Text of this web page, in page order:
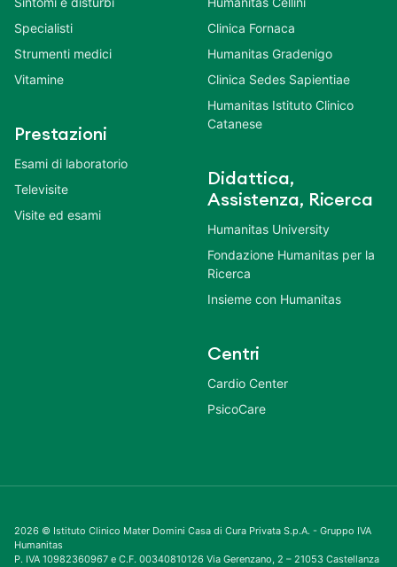
Specialisti
Strumenti medici
Vitamine
Prestazioni
Esami di laboratorio
Televisite
Visite ed esami
Clinica Fornaca
Humanitas Gradenigo
Clinica Sedes Sapientiae
Humanitas Istituto Clinico
Catanese
Didattica,
Assistenza, Ricerca
Humanitas University
Fondazione Humanitas per la
Ricerca
Insieme con Humanitas
Centri
Cardio Center
PsicoCare
2026 © Istituto Clinico Mater Domini Casa di Cura Privata S.p.A. - Gruppo IVA
Humanitas
P. IVA 10982360967 e C.F. 00340810126 Via Gerenzano, 2 – 21053 Castellanza